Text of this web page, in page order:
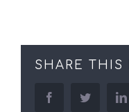
SHARE THIS
facebooktwitter